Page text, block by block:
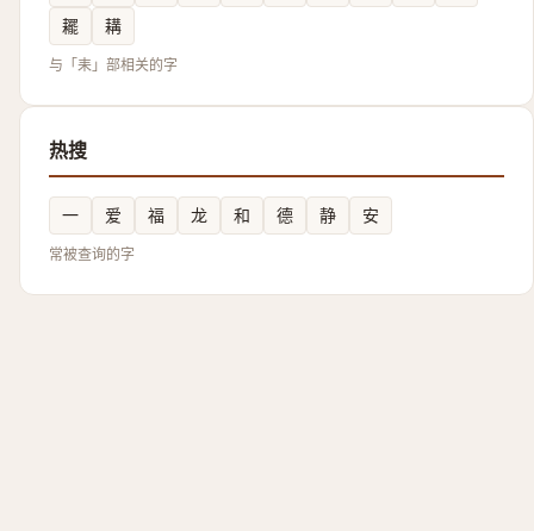
䎱
耩
与「耒」部相关的字
热搜
一 爱 福 龙 和 德 静 安
常被查询的字